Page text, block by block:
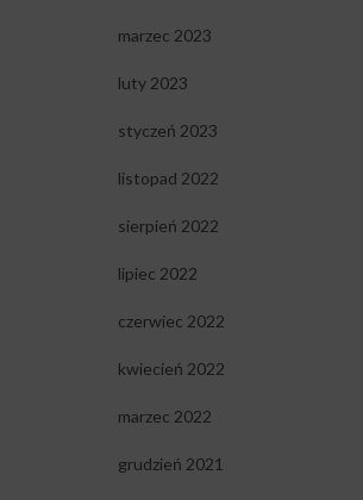
marzec 2023
luty 2023
styczeń 2023
listopad 2022
sierpień 2022
lipiec 2022
czerwiec 2022
kwiecień 2022
marzec 2022
grudzień 2021